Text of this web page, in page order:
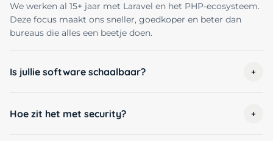
We werken al 15+ jaar met Laravel en het PHP-ecosysteem.
Deze focus maakt ons sneller, goedkoper en beter dan
bureaus die alles een beetje doen.
Is jullie software schaalbaar? +
Hoe zit het met security? +